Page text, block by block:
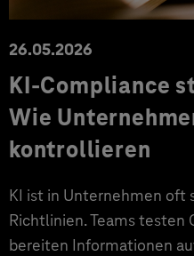
26.05.2026
KI-Compliance
Wie
kontrollieren
KI ist in Unternehmen oft
Richtlinien. Teams testen
bereiten Informationen